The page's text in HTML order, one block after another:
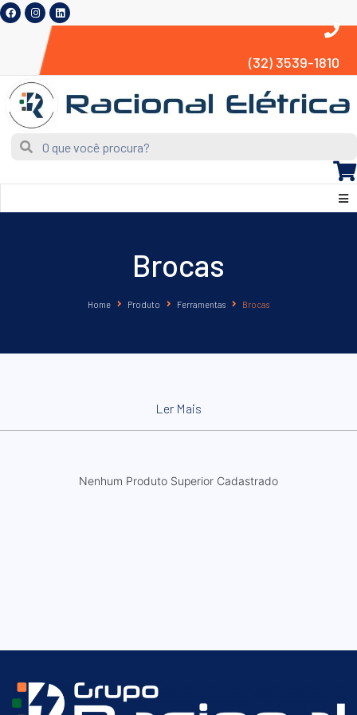
(32) 3539-1810
Brocas
Home Produto Ferramentas Brocas
Ler Mais
Nenhum Produto Superior Cadastrado